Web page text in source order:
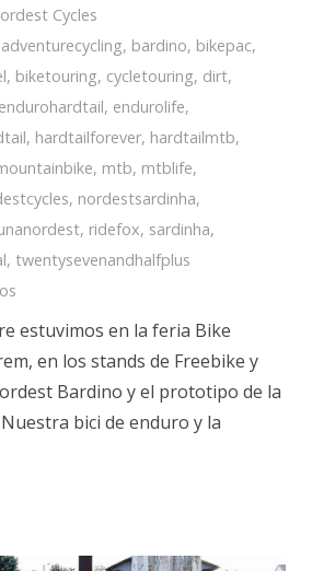
Cycles
adventurecycling, bardino, bikepac,
, biketouring, cycletouring, dirt,
endurohardtail, endurolife,
, hardtailforever, hardtailmtb,
, mtb, mtblife,
, nordestsardinha,
, ridefox, sardinha,
, twentysevenandhalfplus
estuvimos en la feria Bike
en los stands de Freebike y
Bardino y el prototipo de la
bici de enduro y la